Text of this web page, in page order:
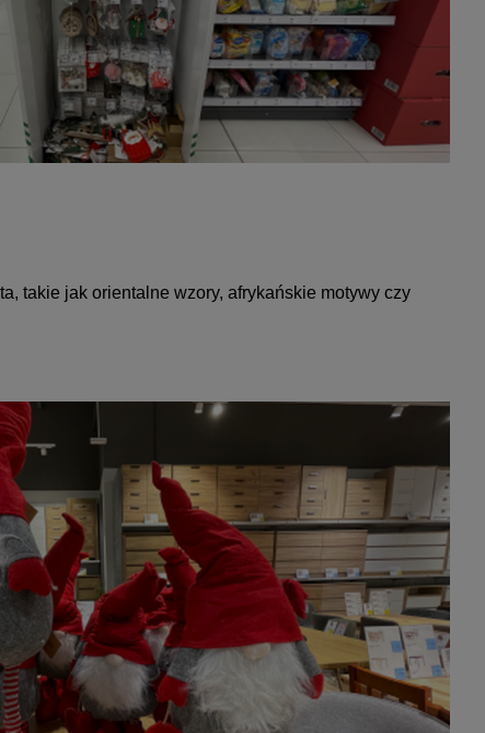
takie jak orientalne wzory, afrykańskie motywy czy